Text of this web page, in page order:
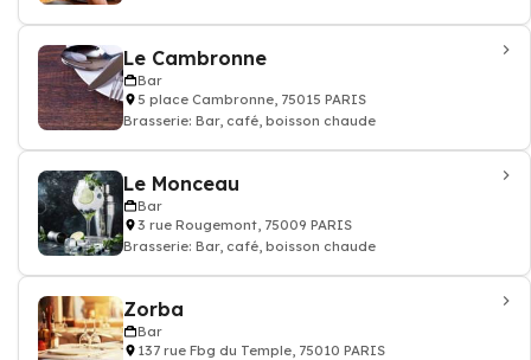
Le Cambronne
Bar
5 place Cambronne, 75015 PARIS
Brasserie: Bar, café, boisson chaude
Le Monceau
Bar
3 rue Rougemont, 75009 PARIS
Brasserie: Bar, café, boisson chaude
Zorba
Bar
137 rue Fbg du Temple, 75010 PARIS